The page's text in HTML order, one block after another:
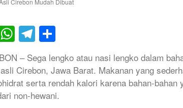
WhatsApp
Telegram
– Sega lengko atau nasi lengko dalam
Cirebon, Jawa Barat. Makanan yang
serta rendah kalori karena bahan-bahan
non-hewani.